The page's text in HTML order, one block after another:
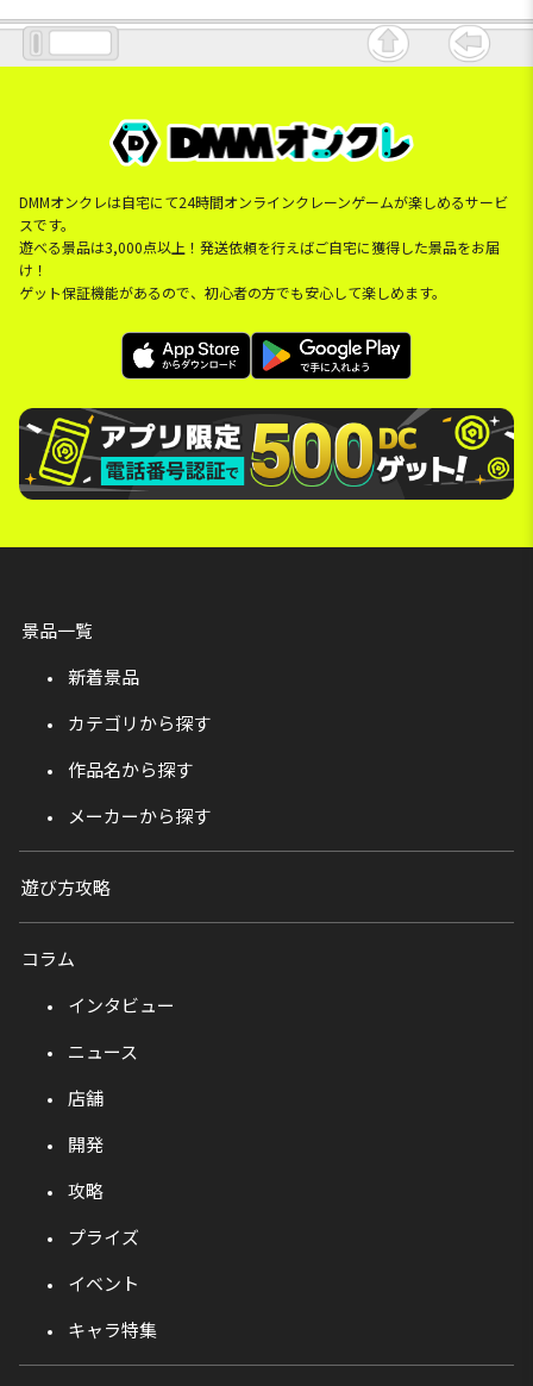
DMMオンクレは自宅にて24時間オンラインクレーンゲームが楽しめるサービ
スです。
遊べる景品は3,000点以上！発送依頼を行えばご自宅に獲得した景品をお届
け！
ゲット保証機能があるので、初心者の方でも安心して楽しめます。
景品一覧
新着景品
カテゴリから探す
作品名から探す
メーカーから探す
遊び方攻略
コラム
インタビュー
ニュース
店舗
開発
攻略
プライズ
イベント
キャラ特集